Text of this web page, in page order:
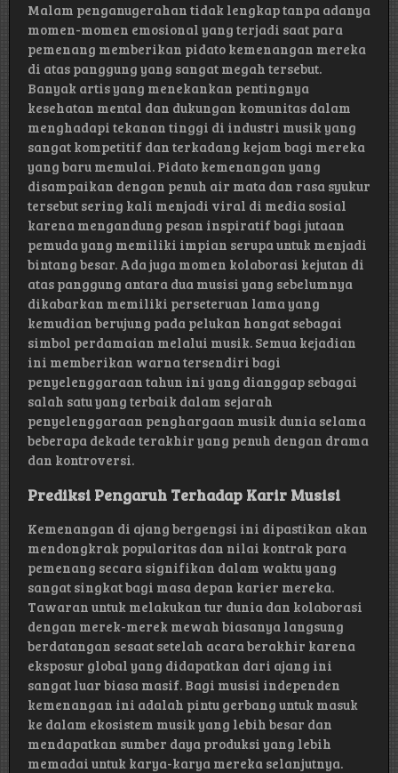
Malam penganugerahan tidak lengkap tanpa adanya
momen-momen emosional yang terjadi saat para
pemenang memberikan pidato kemenangan mereka
di atas panggung yang sangat megah tersebut.
Banyak artis yang menekankan pentingnya
kesehatan mental dan dukungan komunitas dalam
menghadapi tekanan tinggi di industri musik yang
sangat kompetitif dan terkadang kejam bagi mereka
yang baru memulai. Pidato kemenangan yang
disampaikan dengan penuh air mata dan rasa syukur
tersebut sering kali menjadi viral di media sosial
karena mengandung pesan inspiratif bagi jutaan
pemuda yang memiliki impian serupa untuk menjadi
bintang besar. Ada juga momen kolaborasi kejutan di
atas panggung antara dua musisi yang sebelumnya
dikabarkan memiliki perseteruan lama yang
kemudian berujung pada pelukan hangat sebagai
simbol perdamaian melalui musik. Semua kejadian
ini memberikan warna tersendiri bagi
penyelenggaraan tahun ini yang dianggap sebagai
salah satu yang terbaik dalam sejarah
penyelenggaraan penghargaan musik dunia selama
beberapa dekade terakhir yang penuh dengan drama
dan kontroversi.
Prediksi Pengaruh Terhadap Karir Musisi
Kemenangan di ajang bergengsi ini dipastikan akan
mendongkrak popularitas dan nilai kontrak para
pemenang secara signifikan dalam waktu yang
sangat singkat bagi masa depan karier mereka.
Tawaran untuk melakukan tur dunia dan kolaborasi
dengan merek-merek mewah biasanya langsung
berdatangan sesaat setelah acara berakhir karena
eksposur global yang didapatkan dari ajang ini
sangat luar biasa masif. Bagi musisi independen
kemenangan ini adalah pintu gerbang untuk masuk
ke dalam ekosistem musik yang lebih besar dan
mendapatkan sumber daya produksi yang lebih
memadai untuk karya-karya mereka selanjutnya.